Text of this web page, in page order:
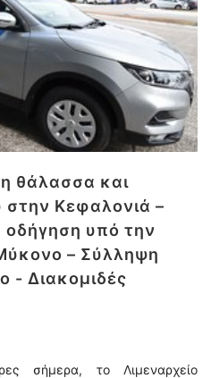
θάλασσα και
στην Κεφαλονιά –
οδήγηση υπό την
– Σύλληψη
- Διακομιδές
σήμερα, το Λιμεναρχείο